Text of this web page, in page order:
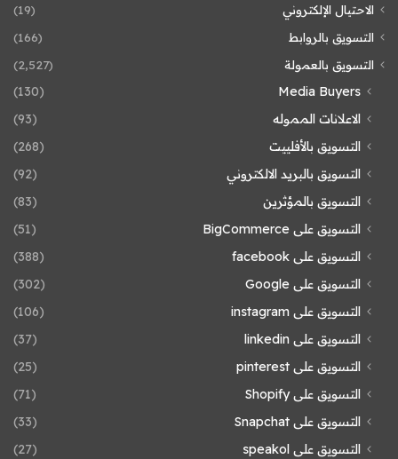
الاحتيال الإلكتروني
(19)
التسويق بالروابط
(166)
التسويق بالعمولة
(2٬527)
Media Buyers
(130)
الاعلانات المموله
(93)
التسويق بالأفلييت
(268)
التسويق بالبريد الالكتروني
(92)
التسويق بالمؤثرين
(83)
التسويق على BigCommerce
(51)
التسويق على facebook
(388)
التسويق على Google
(302)
التسويق على instagram
(106)
التسويق على linkedin
(37)
التسويق على pinterest
(25)
التسويق على Shopify
(71)
التسويق على Snapchat
(33)
التسويق على speakol
(27)